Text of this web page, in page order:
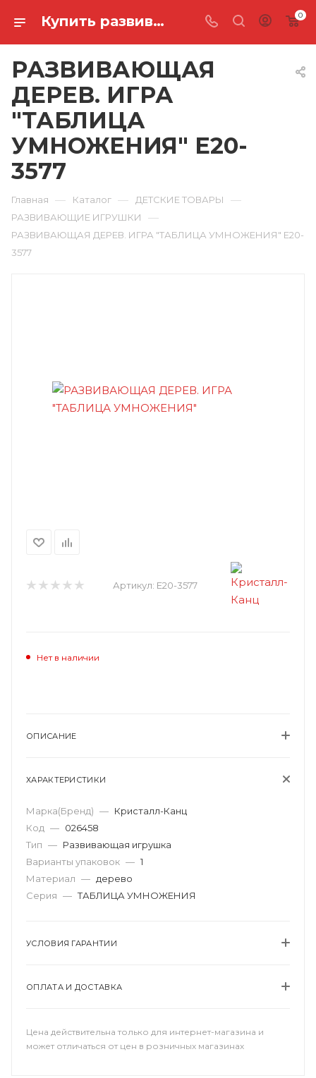
Купить развивающая дерев. игра "таблица умножения" E20-3577 в Ростове-на-Дону 0
РАЗВИВАЮЩАЯ
ДЕРЕВ. ИГРА
"ТАБЛИЦА
УМНОЖЕНИЯ" E20-
3577
Главная — Каталог — ДЕТСКИЕ ТОВАРЫ —
РАЗВИВАЮЩИЕ ИГРУШКИ —
РАЗВИВАЮЩАЯ ДЕРЕВ. ИГРА "ТАБЛИЦА УМНОЖЕНИЯ" E20-
3577
Артикул: E20-3577
Нет в наличии
ОПИСАНИЕ
ХАРАКТЕРИСТИКИ
Марка(Бренд) — Кристалл-Канц
Код — 026458
Тип — Развивающая игрушка
Варианты упаковок — 1
Материал — дерево
Серия — ТАБЛИЦА УМНОЖЕНИЯ
УСЛОВИЯ ГАРАНТИИ
ОПЛАТА И ДОСТАВКА
Цена действительна только для интернет-магазина и
может отличаться от цен в розничных магазинах